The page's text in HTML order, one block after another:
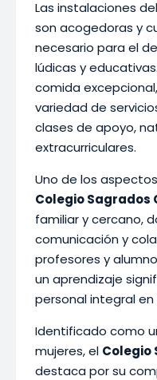
Las instalaciones
son acogedoras y
necesario para el
lúdicas y
comida
variedad de
clases de apoyo,
extracurriculares.
Uno de los
Colegio Sagrados
familiar y cercano,
comunicación y
profesores y
un aprendizaje
personal integral
Identificado como
mujeres, el Colegio
destaca por su